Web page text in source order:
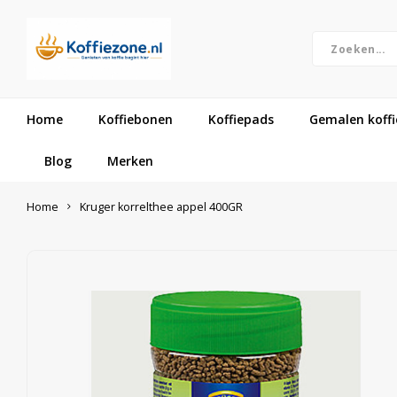
Home Koffiebonen Koffiepads Gemalen
Blog Merken
Home Kruger korrelthee appel 400GR